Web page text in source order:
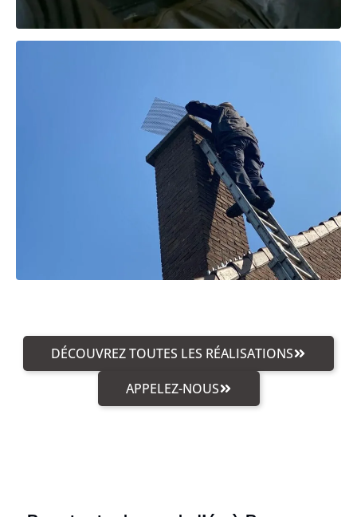
DÉCOUVREZ TOUTES LES RÉALISATIONS
APPELEZ-NOUS